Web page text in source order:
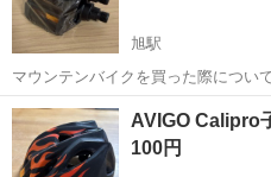
旭駅
マウンテンバイクを買った際につい
未開封なので傷一つありません！よ
高知 高知市 マウ
AVIGO Calipro
100円